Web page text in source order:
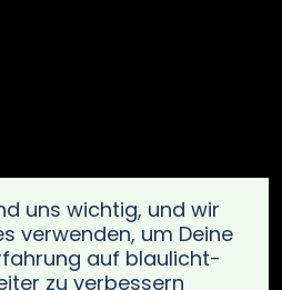
uns wichtig, und wir
verwenden, um Deine
auf blaulicht-
zu verbessern